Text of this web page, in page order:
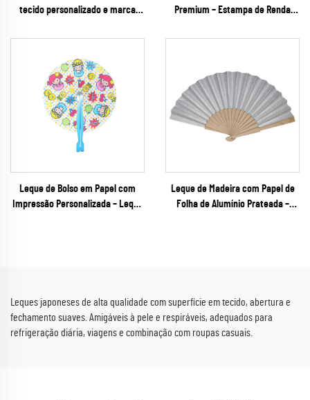
tecido personalizado e marca
premium de arte japonesa com
para promoções corporativas
Premium – Estampa de Renda
Guardas Envernizadas Brilhantes
Fragrâncias
Leque de Bolso em Papel com
Impressão Personalizada – Leque
Leque de Madeira com Papel de
Folha de Alumínio Prateada –
Leques japoneses de alta qualidade com superfície em tecido, abertura e
fechamento suaves. Amigáveis à pele e respiráveis, adequados para
refrigeração diária, viagens e combinação com roupas casuais.